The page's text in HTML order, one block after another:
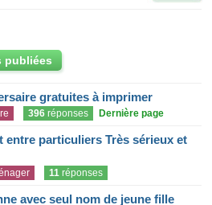
publiées
gratuites à imprimer
396 réponses Dernière page
entre particuliers Très sérieux et
11 réponses
avec seul nom de jeune fille